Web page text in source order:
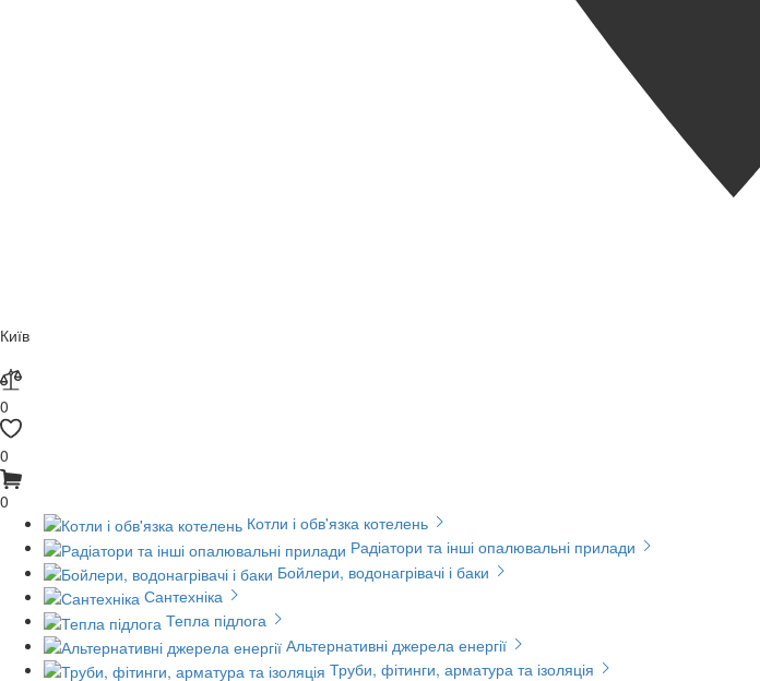
Київ
0
0
0
Котли і обв'язка котелень
Радіатори та інші опалювальні прилади
Бойлери, водонагрівачі і баки
Сантехніка
Тепла підлога
Альтернативні джерела енергії
Труби, фітинги, арматура та ізоляція